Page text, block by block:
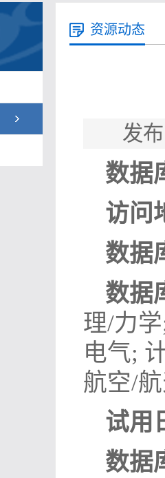
资源动态
发
数据
访问
数据
数据
理/力
电气;
航空/
试用
数据